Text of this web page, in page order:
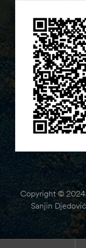
Copyright © 2024
Sanjin